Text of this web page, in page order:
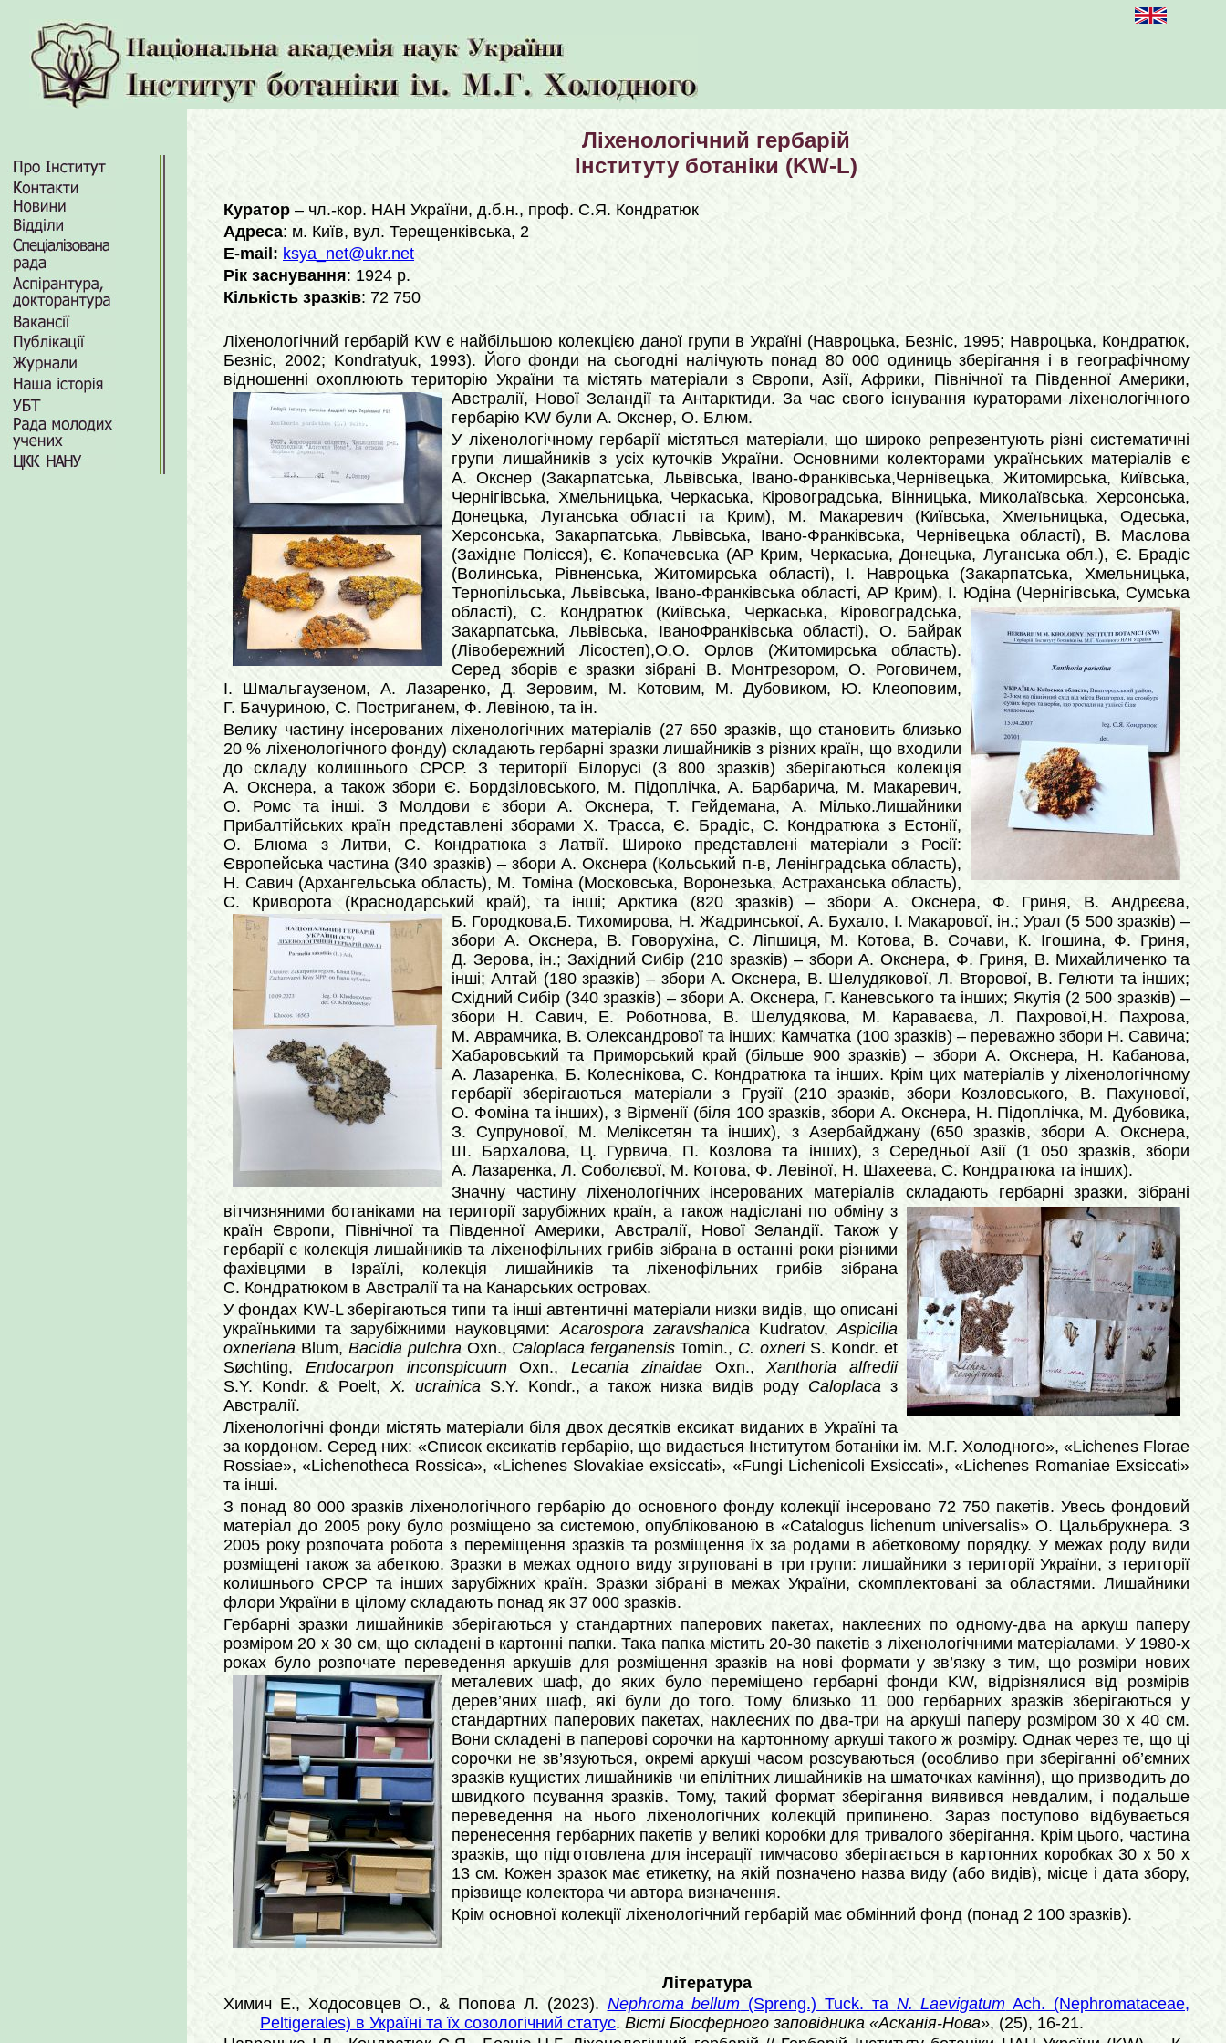
Ліхенологічний гербарій
Інституту ботаніки (KW-L)
Куратор – чл.-кор. НАН України, д.б.н., проф. C.Я. Кондратюк
Адреса: м. Київ, вул. Терещенківська, 2
E-mail: ksya_net@ukr.net
Рік заснування: 1924 р.
Кількість зразків: 72 750
Ліхенологічний гербарій KW є найбільшою колекцією даної групи в Україні (Навроцька, Безніс, 1995; Навроцька, Кондратюк,
Безніс, 2002; Kondratyuk, 1993). Його фонди на сьогодні налічують понад 80 000 одиниць зберігання і в географічному
відношенні охоплюють територію України та містять матеріали з Європи, Азії, Африки, Північної та Південної Америки,
Австралії, Нової Зеландії та Антарктиди. За час свого існування кураторами ліхенологічного
гербарію KW були А. Окснер, О. Блюм.
У ліхенологічному гербарії містяться матеріали, що широко репрезентують різні систематичні
групи лишайників з усіх куточків України. Основними колекторами українських матеріалів є
А. Окснер (Закарпатська, Львівська, Івано-Франківська,Чернівецька, Житомирська, Київська,
Чернігівська, Хмельницька, Черкаська, Кіровоградська, Вінницька, Миколаївська, Херсонська,
Донецька, Луганська області та Крим), М. Макаревич (Київська, Хмельницька, Одеська,
Херсонська, Закарпатська, Львівська, Івано-Франківська, Чернівецька області), В. Маслова
(Західне Полісся), Є. Копачевська (АР Крим, Черкаська, Донецька, Луганська обл.), Є. Брадіс
(Волинська, Рівненська, Житомирська області), І. Навроцька (Закарпатська, Хмельницька,
Тернопільська, Львівська, Івано-Франківська області, АР Крим), І. Юдіна (Чернігівська, Сумська
області), С. Кондратюк (Київська, Черкаська, Кіровоградська,
Закарпатська, Львівська, ІваноФранківська області), О. Байрак
(Лівобережний Лісостеп),О.О. Орлов (Житомирська область).
Серед зборів є зразки зібрані В. Монтрезором, О. Роговичем,
І. Шмальгаузеном, А. Лазаренко, Д. Зеровим, М. Котовим, М. Дубовиком, Ю. Клеоповим,
Г. Бачуриною, С. Постриганем, Ф. Левіною, та ін.
Велику частину інсерованих ліхенологічних матеріалів (27 650 зразків, що становить близько
20 % ліхенологічного фонду) складають гербарні зразки лишайників з різних країн, що входили
до складу колишнього СРСР. З території Білорусі (3 800 зразків) зберігаються колекція
А. Окснера, а також збори Є. Бордзіловського, М. Підоплічка, А. Барбарича, М. Макаревич,
О. Ромс та інші. З Молдови є збори А. Окснера, Т. Гейдемана, А. Мілько.Лишайники
Прибалтійських країн представлені зборами Х. Трасса, Є. Брадіс, С. Кондратюка з Естонії,
О. Блюма з Литви, С. Кондратюка з Латвії. Широко представлені матеріали з Росії:
Європейська частина (340 зразків) – збори А. Окснера (Кольський п-в, Ленінградська область),
Н. Савич (Архангельська область), М. Томіна (Московська, Воронезька, Астраханська область),
С. Криворота (Краснодарський край), та інші; Арктика (820 зразків) – збори А. Окснера, Ф. Гриня, В. Андрєєва,
Б. Городкова,Б. Тихомирова, Н. Жадринської, А. Бухало, І. Макарової, ін.; Урал (5 500 зразків) –
збори А. Окснера, В. Говорухіна, С. Ліпшиця, М. Котова, В. Сочави, К. Ігошина, Ф. Гриня,
Д. Зерова, ін.; Західний Сибір (210 зразків) – збори А. Окснера, Ф. Гриня, В. Михайличенко та
інші; Алтай (180 зразків) – збори А. Окснера, В. Шелудякової, Л. Вторової, В. Гелюти та інших;
Східний Сибір (340 зразків) – збори А. Окснера, Г. Каневського та інших; Якутія (2 500 зразків) –
збори Н. Савич, Е. Роботнова, В. Шелудякова, М. Караваєва, Л. Пахрової,Н. Пахрова,
М. Аврамчика, В. Олександрової та інших; Камчатка (100 зразків) – переважно збори Н. Савича;
Хабаровський та Приморський край (більше 900 зразків) – збори А. Окснера, Н. Кабанова,
А. Лазаренка, Б. Колеснікова, С. Кондратюка та інших. Крім цих матеріалів у ліхенологічному
гербарії зберігаються матеріали з Грузії (210 зразків, збори Козловського, В. Пахунової,
О. Фоміна та інших), з Вірменії (біля 100 зразків, збори А. Окснера, Н. Підоплічка, М. Дубовика,
З. Супрунової, М. Меліксетян та інших), з Азербайджану (650 зразків, збори А. Окснера,
Ш. Бархалова, Ц. Гурвича, П. Козлова та інших), з Середньої Азії (1 050 зразків, збори
А. Лазаренка, Л. Соболєвої, М. Котова, Ф. Левіної, Н. Шахеева, С. Кондратюка та інших).
Значну частину ліхенологічних інсерованих матеріалів складають гербарні зразки, зібрані
вітчизняними ботаніками на території зарубіжних країн, а також надіслані по обміну з
країн Європи, Північної та Південної Америки, Австралії, Нової Зеландії. Також у
гербарії є колекція лишайників та ліхенофільних грибів зібрана в останні роки різними
фахівцями в Ізраїлі, колекція лишайників та ліхенофільних грибів зібрана
С. Кондратюком в Австралії та на Канарських островах.
У фондах KW-L зберігаються типи та інші автентичні матеріали низки видів, що описані
українькими та зарубіжними науковцями:Acarospora zaravshanicaKudratov,Aspicilia
oxneriana Blum, Bacidia pulchraOxn., Caloplaca ferganensisTomin., C. oxneriS. Kondr. et
Søchting, Endocarpon inconspicuumOxn., Lecania zinaidaeOxn.,Xanthoria alfredii
S.Y. Kondr. & Poelt, X. ucrainicaS.Y. Kondr., а також низка видів роду Caloplacaз
Австралії.
Ліхенологічні фонди містять матеріали біля двох десятків ексикат виданих в Україні та
за кордоном. Серед них: «Список ексикатів гербарію, що видається Інститутом ботаніки ім. М.Г. Холодного», «Lichenes Florae
Rossiae», «Lichenotheca Rossica», «Lichenes Slovakiae exsiccati», «Fungi Lichenicoli Exsiccati», «Lichenes Romaniae Exsiccati»
та інші.
З понад 80 000 зразків ліхенологічного гербарію до основного фонду колекції інсеровано 72 750 пакетів. Увесь фондовий
матеріал до 2005 року було розміщено за системою, опублікованою в «Catalogus lichenum universalis» О. Цальбрукнера. З
2005 року розпочата робота з переміщення зразків та розміщення їх за родами в абетковому порядку. У межах роду види
розміщені також за абеткою. Зразки в межах одного виду згруповані в три групи: лишайники з території України, з території
колишнього СРСР та інших зарубіжних країн. Зразки зібрані в межах України, скомплектовані за областями. Лишайники
флори України в цілому складають понад як 37 000 зразків.
Гербарні зразки лишайників зберігаються у стандартних паперових пакетах, наклеєних по одному-два на аркуш паперу
розміром 20 х 30 см, що складені в картонні папки. Така папка містить 20-30 пакетів з ліхенологічними матеріалами. У 1980-х
роках було розпочате переведення аркушів для розміщення зразків на нові формати у зв’язку з тим, що розміри нових
металевих шаф, до яких було переміщено гербарні фонди KW, відрізнялися від розмірів
дерев’яних шаф, які були до того. Тому близько 11 000 гербарних зразків зберігаються у
стандартних паперових пакетах, наклеєних по два-три на аркуші паперу розміром 30 х 40 см.
Вони складені в паперові сорочки на картонному аркуші такого ж розміру. Однак через те, що ці
сорочки не зв’язуються, окремі аркуші часом розсуваються (особливо при зберіганні об’ємних
зразків кущистих лишайників чи епілітних лишайників на шматочках каміння), що призводить до
швидкого псування зразків. Тому, такий формат зберігання виявився невдалим, і подальше
переведення на нього ліхенологічних колекцій припинено. Зараз поступово відбувається
перенесення гербарних пакетів у великі коробки для тривалого зберігання. Крім цього, частина
зразків, що підготовлена для інсерації тимчасово зберігається в картонних коробках 30 х 50 х
13 см. Кожен зразок має етикетку, на якій позначено назва виду (або видів), місце і дата збору,
прізвище колектора чи автора визначення.
Крім основної колекції ліхенологічний гербарій має обмінний фонд (понад 2 100 зразків).
Література
Химич Е., Ходосовцев О., & Попова Л. (2023). Nephroma bellum (Spreng.) Tuck. та N. Laevigatum Ach. (Nephromataceae,
Peltigerales) в Україні та їх созологічний статус. Вісті Біосферного заповідника «Асканія-Нова», (25), 16-21.